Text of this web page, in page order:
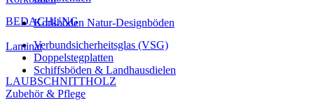
BEDACHUNG
Verbundsicherheitsglas (VSG)
Doppelstegplatten
LAUBSCHNITTHOLZ
Korkböden Natur-Designböden
Laminat
Schiffsböden & Landhausdielen
Zubehör & Pflege